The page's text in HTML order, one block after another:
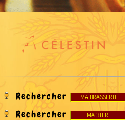
Rechercher
Rechercher